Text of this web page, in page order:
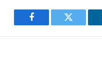
Facebook Twitter